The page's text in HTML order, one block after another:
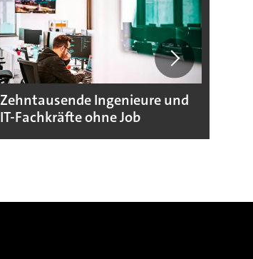
Zehntausende Ingenieure und
IT-Fachkräfte ohne Job